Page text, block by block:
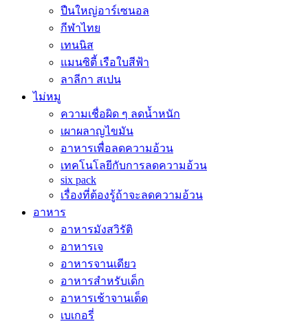
ปืนใหญ่อาร์เซนอล
กีฬาไทย
เทนนิส
แมนซิตี้ เรือใบสีฟ้า
ลาลีกา สเปน
ไม่หมู
ความเชื่อผิด ๆ ลดน้ำหนัก
เผาผลาญไขมัน
อาหารเพื่อลดความอ้วน
เทคโนโลยีกับการลดความอ้วน
six pack
เรื่องที่ต้องรู้ถ้าจะลดความอ้วน
อาหาร
อาหารมังสวิรัติ
อาหารเจ
อาหารจานเดียว
อาหารสำหรับเด็ก
อาหารเช้าจานเด็ด
เบเกอรี่